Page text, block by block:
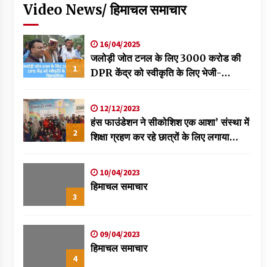
Video News/ हिमाचल समाचार
1
16/04/2025
जलोड़ी जोत टनल के लिए 3000 करोड की
DPR केंद्र को स्वीकृति के लिए भेजी-
2
12/12/2023
हंस फाउंडेशन ने सीकोशिश एक आशा’ संस्था में
शिक्षा ग्रहण कर रहे छात्रों के लिए लगाया
3
10/04/2023
हिमाचल समाचार
4
09/04/2023
हिमाचल समाचार